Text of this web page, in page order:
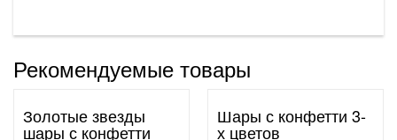
Рекомендуемые товары
Золотые звезды
шары с конфетти
Шары с конфетти 3-
х цветов